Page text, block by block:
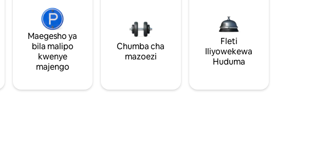
Maegesho ya
bila malipo
kwenye
majengo
Chumba cha
mazoezi
Fleti
Iliyowekewa
Huduma